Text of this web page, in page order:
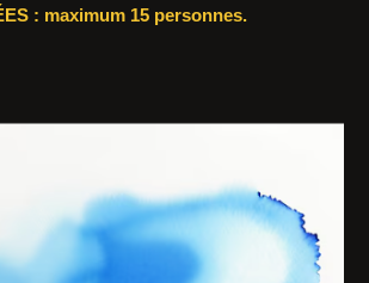
: maximum 15 personnes.